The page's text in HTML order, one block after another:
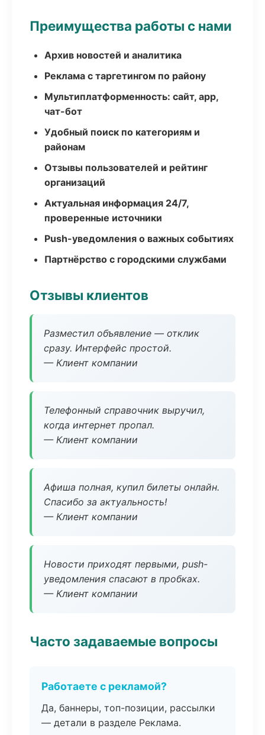
Преимущества работы с нами
Архив новостей и аналитика
Реклама с таргетингом по району
Мультиплатформенность: сайт, app,
чат-бот
Удобный поиск по категориям и
районам
Отзывы пользователей и рейтинг
организаций
Актуальная информация 24/7,
проверенные источники
Push-уведомления о важных событиях
Партнёрство с городскими службами
Отзывы клиентов
Разместил объявление — отклик
сразу. Интерфейс простой.
— Клиент компании
Телефонный справочник выручил,
когда интернет пропал.
— Клиент компании
Афиша полная, купил билеты онлайн.
Спасибо за актуальность!
— Клиент компании
Новости приходят первыми, push-
уведомления спасают в пробках.
— Клиент компании
Часто задаваемые вопросы
Работаете с рекламой?
Да, баннеры, топ-позиции, рассылки
— детали в разделе Реклама.